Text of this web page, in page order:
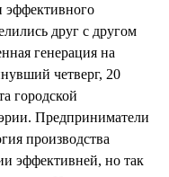
друг с другом
генерация на
четверг, 20
городской
Предприниматели
производства
эффективней, но так